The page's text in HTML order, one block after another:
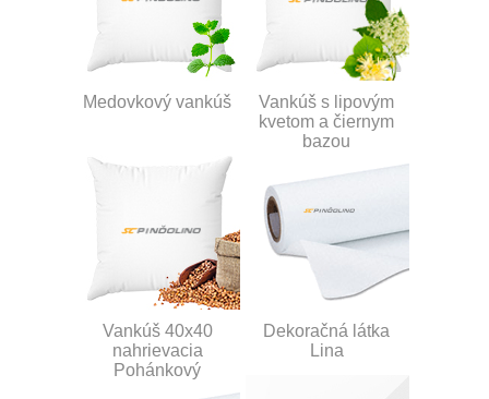
Medovkový vankúš
Vankúš s lipovým
kvetom a čiernym
bazou
Vankúš 40x40
nahrievacia
Pohánkový
Dekoračná látka
Lina